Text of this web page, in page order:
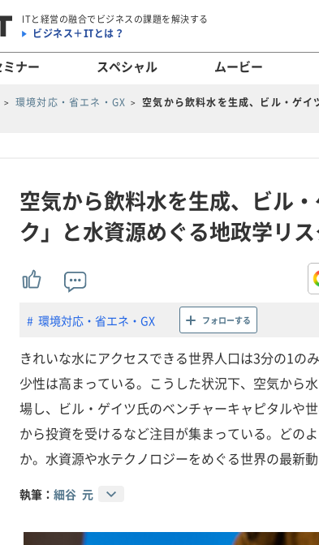
ITと経営の融合でビジネスの課題を解決する
ビジネス＋ITとは？
ナー スペシャル ムービー
環境対応・省エネ・GX 空気から飲料水を生成、ビル・ゲ
空気から飲料水を生成、ビル
ク」と水資源めぐる地政学リ
環境対応・省エネ・GX フォローする
きれいな水にアクセスできる世界人口は3分の1の
少性は高まっている。こうした状況下、空気から
場し、ビル・ゲイツ氏のベンチャーキャピタルや
から投資を受けるなど注目が集まっている。どの
か。水資源や水テクノロジーをめぐる世界の最新動
執筆： 細谷 元